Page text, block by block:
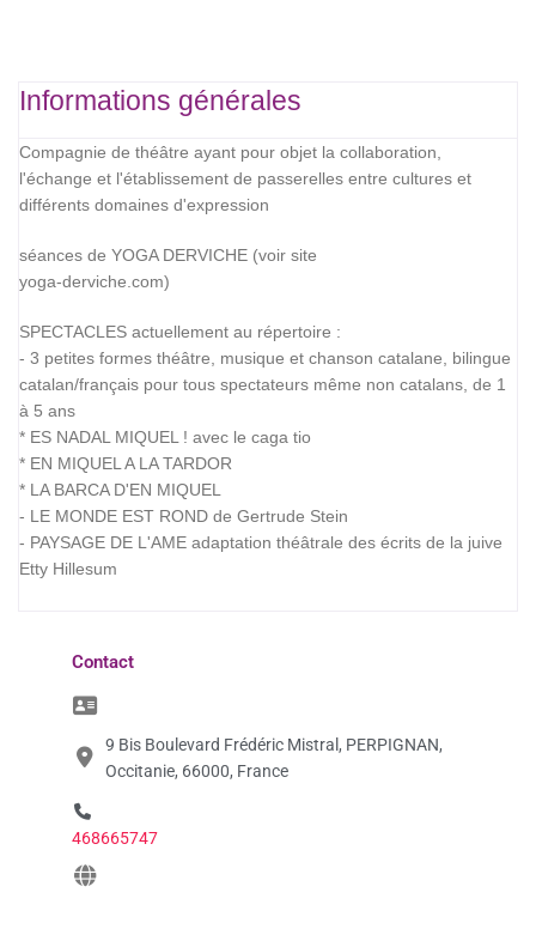
Informations générales
Compagnie de théâtre ayant pour objet la collaboration,
l'échange et l'établissement de passerelles entre cultures et
différents domaines d'expression
séances de YOGA DERVICHE (voir site
yoga-derviche.com)
SPECTACLES actuellement au répertoire :
- 3 petites formes théâtre, musique et chanson catalane, bilingue
catalan/français pour tous spectateurs même non catalans, de 1
à 5 ans
* ES NADAL MIQUEL ! avec le caga tio
* EN MIQUEL A LA TARDOR
* LA BARCA D'EN MIQUEL
- LE MONDE EST ROND de Gertrude Stein
- PAYSAGE DE L'AME adaptation théâtrale des écrits de la juive
Etty Hillesum
Contact
9 Bis Boulevard Frédéric Mistral, PERPIGNAN,
Occitanie, 66000, France
468665747